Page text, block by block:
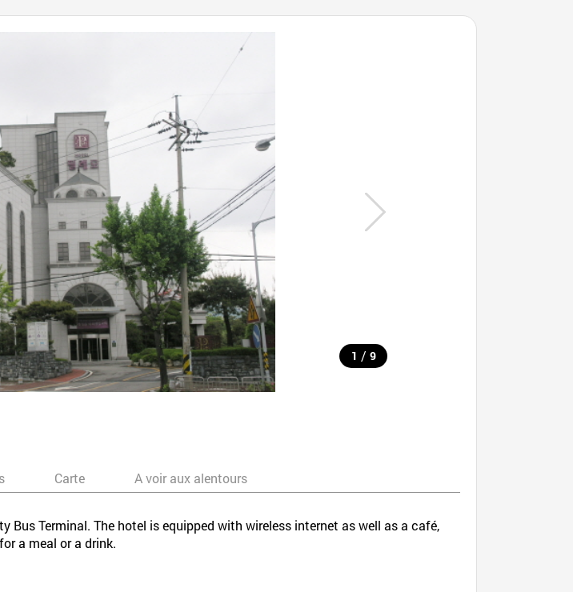
1 / 9
Carte A voir aux alentours
Terminal. The hotel is equipped with wireless internet as well as a café,
a meal or a drink.